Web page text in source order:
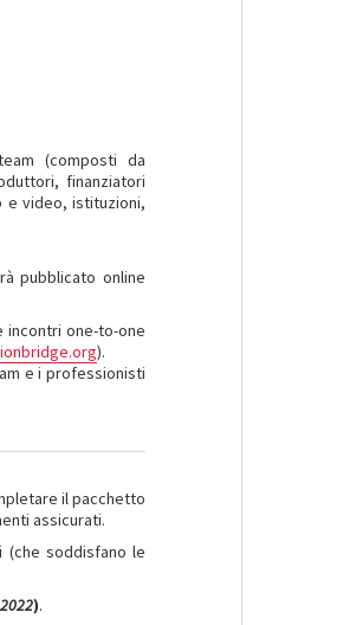
(composti da
finanziatori
e video, istituzioni,
pubblicato online
incontri one-to-one
).
e i professionisti
il pacchetto
assicurati.
(che soddisfano le
).